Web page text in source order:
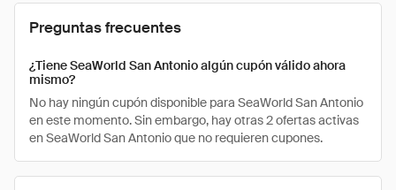
Preguntas frecuentes
¿Tiene SeaWorld San Antonio algún cupón válido ahora
mismo?
No hay ningún cupón disponible para SeaWorld San Antonio
en este momento. Sin embargo, hay otras 2 ofertas activas
en SeaWorld San Antonio que no requieren cupones.